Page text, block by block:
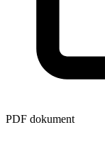
PDF dokument